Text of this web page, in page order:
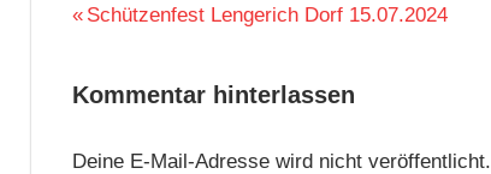
Beitragsnavigation
Vorheriger
Schützenfest Lengerich Dorf 15.07.2024
Kommentar hinterlassen
Deine E-Mail-Adresse wird nicht veröffentlicht.